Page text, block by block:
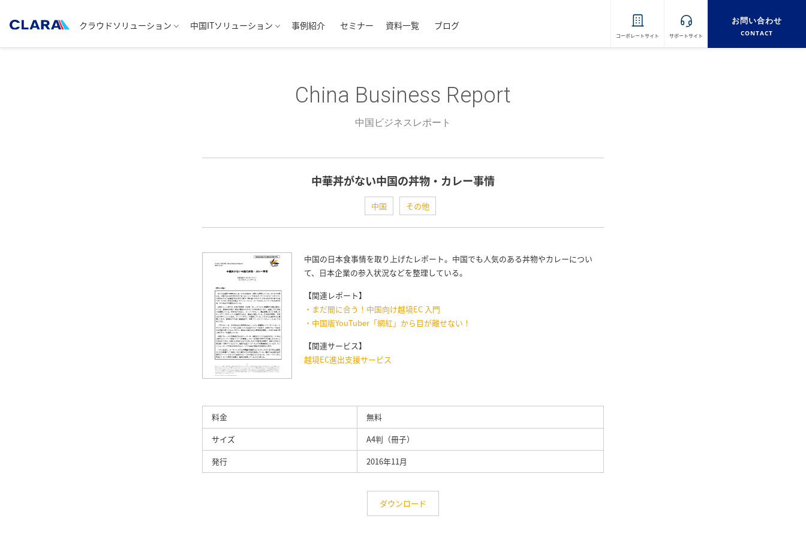
クラウドソリューション 中国ITソリューション 事例紹介 セミナー 資料一覧 ブログ
コーポレートサイト サポートサイト
お問い合わせ
CONTACT
China Business Report
中国ビジネスレポート
中華丼がない中国の丼物・カレー事情
中国 その他
中国の日本食事情を取り上げたレポート。中国でも人気のある丼物やカレーについ
て、日本企業の参入状況などを整理している。
【関連レポート】
・まだ間に合う！中国向け越境EC 入門
・中国版YouTuber「網紅」から目が離せない！
【関連サービス】
越境EC進出支援サービス
料金
無料
サイズ
A4判（冊子）
発行
2016年11月
ダウンロード